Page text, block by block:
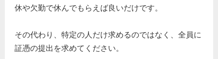
休や欠勤で休んでもらえば良いだけです。
その代わり、特定の人だけ求めるのではなく、全員に
証憑の提出を求めてください。